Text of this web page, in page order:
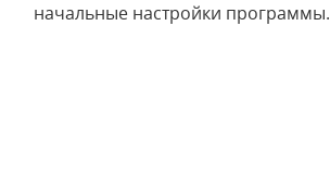
начальные настройки программы.